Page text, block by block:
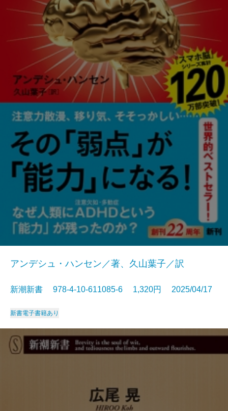
アンデシュ・ハンセン／著、久山葉子／訳
新潮新書 978-4-10-611085-6 1,320円 2025/04/17
新書電子書籍あり